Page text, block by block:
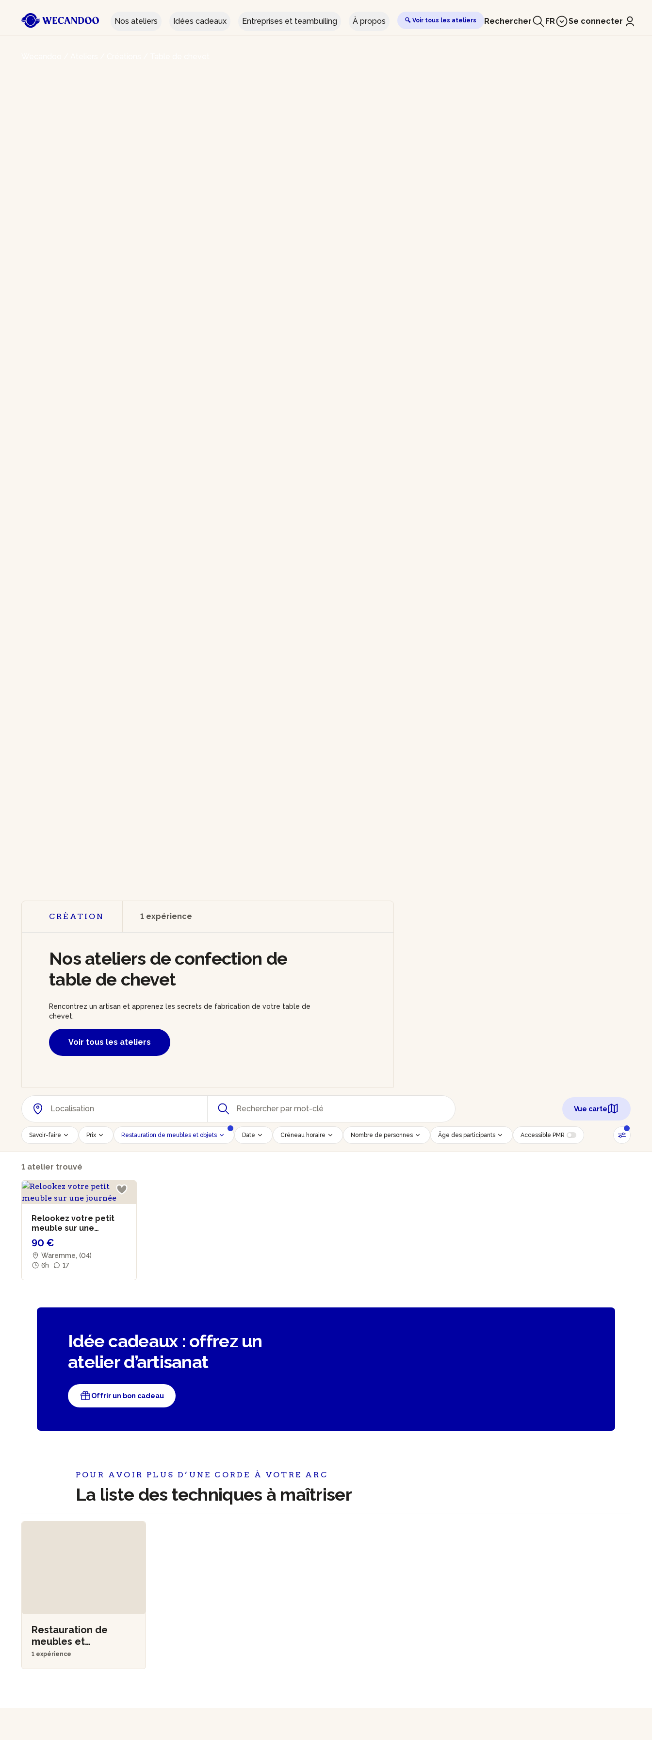
Nos ateliers Idées cadeaux Entreprises et teambuiling À propos 🔍 Voir tous les ateliers Rechercher FR Se connecter
CRÉATION 1 expérience
Nos ateliers de confection de
table de chevet
Rencontrez un artisan et apprenez les secrets de fabrication de votre table de
chevet.
Voir tous les ateliers
Vue carte
Savoir-faire Prix Restauration de meubles et objets Date Créneau horaire Nombre de personnes Âge des participants Accessible PMR
Réinitialiser les filtres
1 atelier trouvé
Relookez votre petit
meuble sur une
journée
90 €
Waremme, (04)
6h
17
Idée cadeaux : offrez un
atelier d’artisanat
Offrir un bon cadeau
POUR AVOIR PLUS D’UNE CORDE À VOTRE ARC
La liste des techniques à maîtriser
Restauration de
meubles et
objets
1 expérience